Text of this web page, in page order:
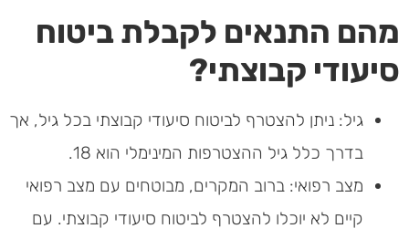
מהם התנאים לקבלת ביטוח
סיעודי קבוצתי?
גיל: ניתן להצטרף לביטוח סיעודי קבוצתי בכל גיל, אך
בדרך כלל גיל ההצטרפות המינימלי הוא 18.
מצב רפואי: ברוב המקרים, מבוטחים עם מצב רפואי
קיים לא יוכלו להצטרף לביטוח סיעודי קבוצתי. עם